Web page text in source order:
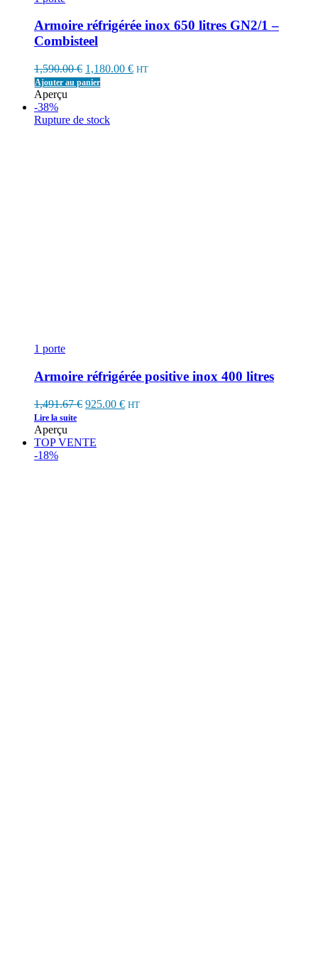
Armoire réfrigérée inox 650 litres GN2/1 –
Combisteel
1,590.00€ Original
price
1,180.00 €Current
HT
Ajouter au panier
Aperçu
-38%
Rupture de stock
1 porte
Armoire réfrigérée positive inox 400 litres
1,491.67€ Original
1,491.67 €.
925.00 €Current
HT
Lire la suite
Aperçu
TOP VENTE
-18%